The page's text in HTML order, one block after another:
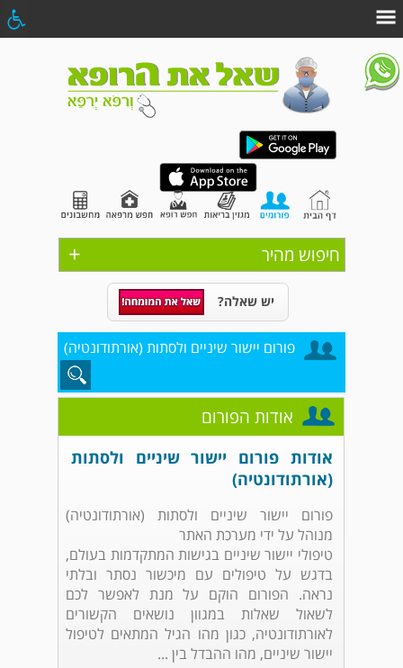
+ חיפוש מהיר
יש שאלה?
פורום יישור שיניים ולסתות (אורתודונטיה)
אודות הפורום
אודות פורום יישור שיניים ולסתות
(אורתודונטיה)
פורום יישור שיניים ולסתות (אורתודונטיה)
מנוהל על ידי מערכת האתר
טיפולי יישור שיניים בגישות המתקדמות בעולם,
בדגש על טיפולים עם מיכשור נסתר ובלתי
נראה. הפורום הוקם על מנת לאפשר לכם
לשאול שאלות במגוון נושאים הקשורים
לאורתודונטיה, כגון מהו הגיל המתאים לטיפול
יישור שיניים, מהו ההבדל בין ...